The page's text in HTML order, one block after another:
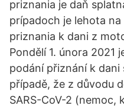
priznania je daň
prípadoch je lehota
priznania k dani z
Pondělí 1. února 2021
podání přiznání k
případě, že z důvodu
SARS-CoV-2 (nemoc,